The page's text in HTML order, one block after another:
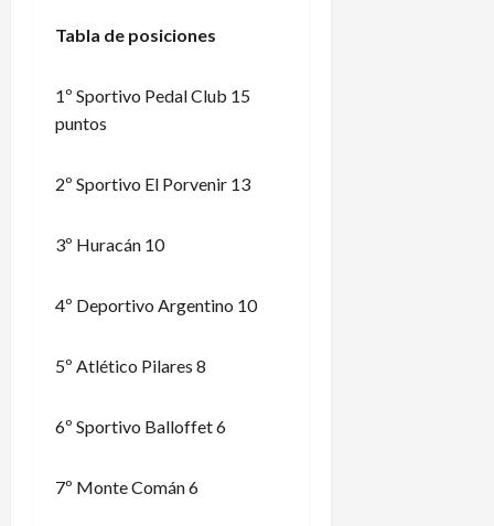
Tabla de posiciones
1º Sportivo Pedal Club 15
puntos
2º Sportivo El Porvenir 13
3º Huracán 10
4º Deportivo Argentino 10
5º Atlético Pilares 8
6º Sportivo Balloffet 6
7º Monte Comán 6